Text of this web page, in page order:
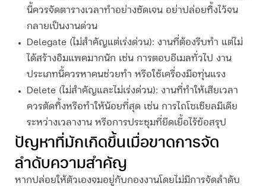
นี้ควรจัดตารางเวลาทำอย่างชัดเจน อย่าปล่อยทิ้งไว้จน
กลายเป็นงานด่วน
Delegate (ไม่สำคัญแต่เร่งด่วน): งานที่ต้องรีบทำ แต่ไม่
ได้สร้างอิมแพคมากนัก เช่น การตอบอีเมลทั่วไป งาน
ประเภทนี้ควรหาคนช่วยทำ หรือใช้เครื่องมือทุ่นแรง
Delete (ไม่สำคัญและไม่เร่งด่วน): งานที่ทำให้เสียเวลา
ควรตัดทิ้งหรือทำให้น้อยที่สุด เช่น การไถโซเชียลมีเดีย
ระหว่างเวลางาน หรือการประชุมที่ยืดเยื้อไร้ข้อสรุป
ปัญหาที่มักเกิดขึ้นเมื่อขาดการจัด
ลำดับความสำคัญ
หากปล่อยให้ตัวเองจมอยู่กับกองงานโดยไม่มีการจัดลำดับ